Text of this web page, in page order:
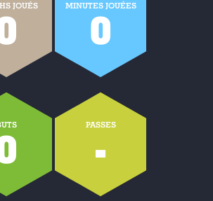
JOUÉS MINUTES JOUÉES
0
PASSES
-